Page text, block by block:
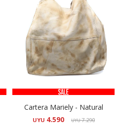
Cartera Mariely - Natural
UYU 4.590 UYU7.290